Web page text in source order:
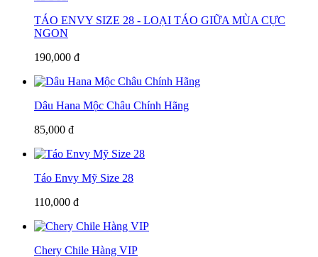
TÁO ENVY SIZE 28 - LOẠI TÁO GIỮA MÙA CỰC
NGON
190,000 đ
Dâu Hana Mộc Châu Chính Hãng
85,000 đ
Táo Envy Mỹ Size 28
110,000 đ
Chery Chile Hàng VIP